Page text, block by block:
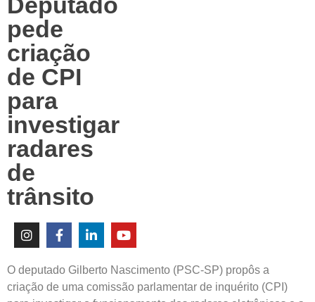
pede
criação
de CPI
para
investigar
radares
de
trânsito
O deputado Gilberto Nascimento (PSC-SP) propôs a
criação de uma comissão parlamentar de inquérito (CPI)